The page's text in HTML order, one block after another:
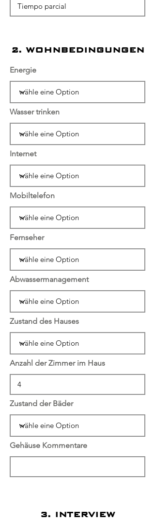
2. WOHNBEDINGUNGEN
Energie
Wasser trinken
Internet
Mobiltelefon
Fernseher
Abwassermanagement
Zustand des Hauses
Anzahl der Zimmer im Haus
Zustand der Bäder
Gehäuse Kommentare
3. INTERVIEW